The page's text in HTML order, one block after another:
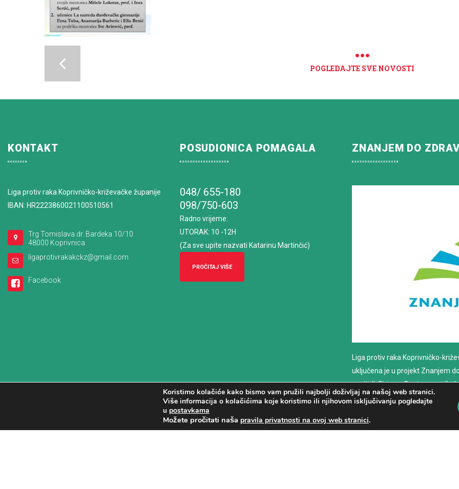
POGLEDAJTE SVE NOVOSTI
Koristimo kolačiće kako bismo vam pružili najbolji doživljaj na našoj web stranici.
Više informacija o kolačićima koje koristimo ili njihovom isključivanju pogledajte
u postavkama
Možete pročitati naša pravila privatnosti na ovoj web stranici.
KONTAKT
Liga protiv raka Koprivničko-križevačke županije
IBAN: HR2223860021100510561
Trg Tomislava dr. Bardeka 10/10
48000 Koprivnica
ligaprotivrakakckz@gmail.com
Facebook
POSUDIONICA POMAGALA
048/ 655-180
098/750-603
Radno vrijeme:
UTORAK: 10 -12H
(Za sve upite nazvati Katarinu Martinčić)
PROČITAJ VIŠE
ZNANJEM DO
Liga protiv raka Koprivničko-
uključena je u projekt Znanjem
nositelj: Sirius – Centar za
savjetovanje
PROČITAJ VIŠE